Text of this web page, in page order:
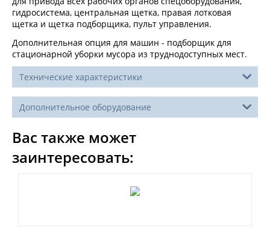
гидросистема, центральная щетка, правая лотковая
щетка и щетка подборщика, пульт управления.
Дополнительная опция для машин - подборщик для
стационарной уборки мусора из труднодоступных мест.
Технические характеристики
Дополнительное оборудование
Вас также может
заинтересовать: